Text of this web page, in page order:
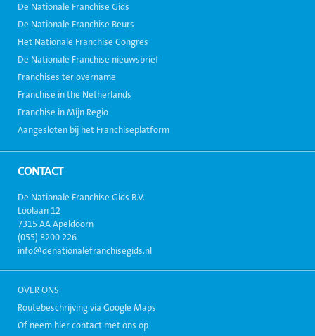
De Nationale Franchise Gids
De Nationale Franchise Beurs
Het Nationale Franchise Congres
De Nationale Franchise nieuwsbrief
Franchises ter overname
Franchise in the Netherlands
Franchise in Mijn Regio
Aangesloten bij het Franchiseplatform
CONTACT
De Nationale Franchise Gids B.V.
Loolaan 12
7315 AA Apeldoorn
(055) 8200 226
info@denationalefranchisegids.nl
OVER ONS
Routebeschrijving via Google Maps
Of neem hier contact met ons op